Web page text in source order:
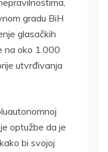
gradu BiH
glasačkih
na oko 1.000
utvrđivanja
optužbe da je
bi svojoj